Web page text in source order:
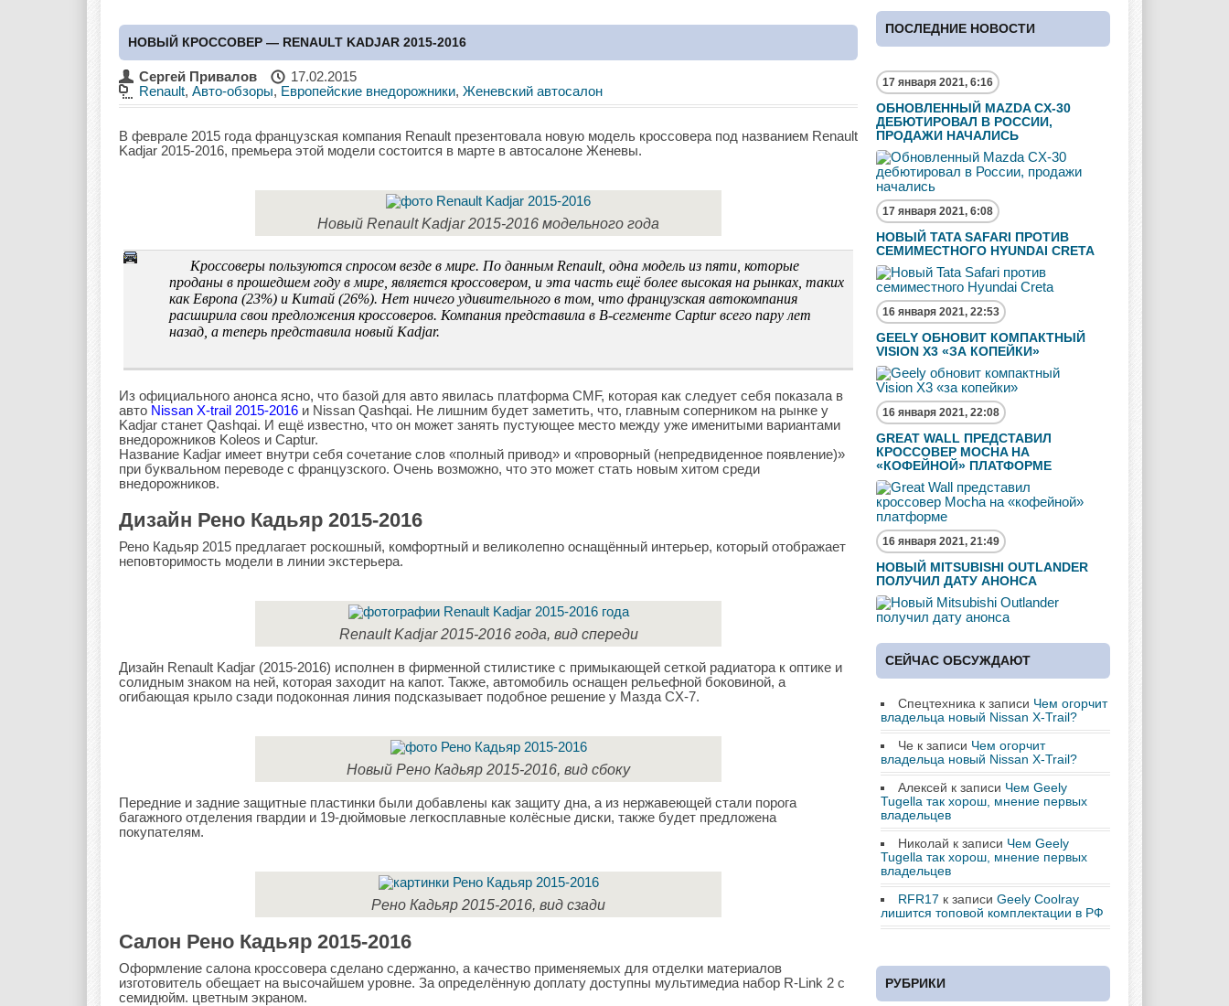
НОВЫЙ КРОССОВЕР — RENAULT KADJAR 2015-2016
Сергей Привалов
17.02.2015
Renault, Авто-обзоры, Европейские внедорожники, Женевский автосалон
В феврале 2015 года французская компания Renault презентовала новую модель кроссовера под названием Renault
Kadjar 2015-2016, премьера этой модели состоится в марте в автосалоне Женевы.
Новый Renault Kadjar 2015-2016 модельного года
Кроссоверы пользуются спросом везде в мире. По данным Renault, одна модель из пяти, которые
проданы в прошедшем году в мире, является кроссовером, и эта часть ещё более высокая на рынках, таких
как Европа (23%) и Китай (26%). Нет ничего удивительного в том, что французская автокомпания
расширила свои предложения кроссоверов. Компания представила в B-сегменте Captur всего пару лет
назад, а теперь представила новый Kadjar.
Из официального анонса ясно, что базой для авто явилась платформа CMF, которая как следует себя показала в
авто Nissan X-trail 2015-2016 и Nissan Qashqai. Не лишним будет заметить, что, главным соперником на рынке у
Kadjar станет Qashqai. И ещё известно, что он может занять пустующее место между уже именитыми вариантами
внедорожников Koleos и Captur.
Название Kadjar имеет внутри себя сочетание слов «полный привод» и «проворный (непредвиденное появление)»
при буквальном переводе с французского. Очень возможно, что это может стать новым хитом среди
внедорожников.
Дизайн Рено Кадьяр 2015-2016
Рено Кадьяр 2015 предлагает роскошный, комфортный и великолепно оснащённый интерьер, который отображает
неповторимость модели в линии экстерьера.
Renault Kadjar 2015-2016 года, вид спереди
Дизайн Renault Kadjar (2015-2016) исполнен в фирменной стилистике с примыкающей сеткой радиатора к оптике и
солидным знаком на ней, которая заходит на капот. Также, автомобиль оснащен рельефной боковиной, а
огибающая крыло сзади подоконная линия подсказывает подобное решение у Мазда CX-7.
Новый Рено Кадьяр 2015-2016, вид сбоку
Передние и задние защитные пластинки были добавлены как защиту дна, а из нержавеющей стали порога
багажного отделения гвардии и 19-дюймовые легкосплавные колёсные диски, также будет предложена
покупателям.
Рено Кадьяр 2015-2016, вид сзади
Салон Рено Кадьяр 2015-2016
Оформление салона кроссовера сделано сдержанно, а качество применяемых для отделки материалов
изготовитель обещает на высочайшем уровне. За определённую доплату доступны мультимедиа набор R-Link 2 с
семидюйм. цветным экраном.
ПОСЛЕДНИЕ НОВОСТИ
17 января 2021, 6:16
ОБНОВЛЕННЫЙ MAZDA CX-30
ДЕБЮТИРОВАЛ В РОССИИ,
ПРОДАЖИ НАЧАЛИСЬ
17 января 2021, 6:08
НОВЫЙ TATA SAFARI ПРОТИВ
СЕМИМЕСТНОГО HYUNDAI CRETA
16 января 2021, 22:53
GEELY ОБНОВИТ КОМПАКТНЫЙ
VISION X3 «ЗА КОПЕЙКИ»
16 января 2021, 22:08
GREAT WALL ПРЕДСТАВИЛ
КРОССОВЕР MOCHA НА
«КОФЕЙНОЙ» ПЛАТФОРМЕ
16 января 2021, 21:49
НОВЫЙ MITSUBISHI OUTLANDER
ПОЛУЧИЛ ДАТУ АНОНСА
СЕЙЧАС ОБСУЖДАЮТ
Спецтехника к записи Чем огорчит
владельца новый Nissan X-Trail?
Че к записи Чем огорчит
владельца новый Nissan X-Trail?
Алексей к записи Чем Geely
Tugella так хорош, мнение первых
владельцев
Николай к записи Чем Geely
Tugella так хорош, мнение первых
владельцев
RFR17 к записи Geely Coolray
лишится топовой комплектации в РФ
РУБРИКИ